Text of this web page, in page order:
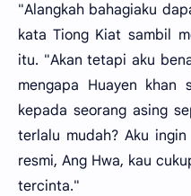
"Alangkah bahagiaku
kata Tiong Kiat sambil
itu. "Akan tetapi aku
mengapa Huayen khan
kepada seorang asing
terlalu mudah? Aku
resmi, Ang Hwa, kau
tercinta."